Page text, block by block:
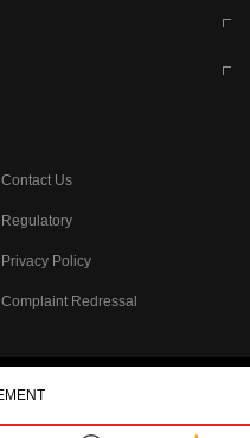
Contact Us
Regulatory
Privacy Policy
Complaint Redressal